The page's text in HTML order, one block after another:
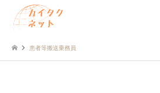
患者等搬送乗務員